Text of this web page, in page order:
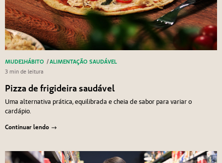
MUDE1HÁBITO /ALIMENTAÇÃO SAUDÁVEL
3 min de leitura
Pizza de frigideira saudável
Uma alternativa prática, equilibrada e cheia de sabor para variar o
cardápio.
Continuar lendo